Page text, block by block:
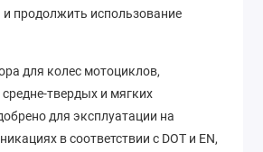
продолжить использование
для колес мотоциклов,
твердых и мягких
для эксплуатации на
в соответствии с DOT и EN,